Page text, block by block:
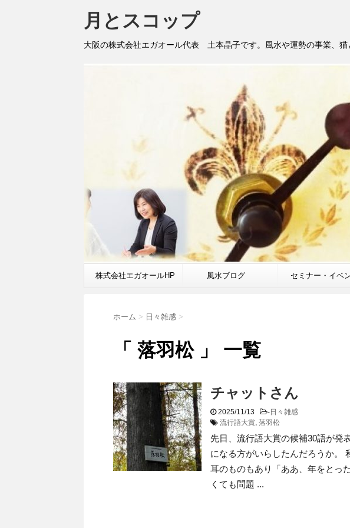
月とスコップ
大阪の株式会社エガオール代表 土本晶子です。風水や運勢の事業、
株式会社エガオールHP 風水ブログ セミナー・イベ
ホーム > 日々雑感 >
「 落羽松 」 一覧
チャットさん
2025/11/13 -日々雑感
流行語大賞, 落羽松
先日、流行語大賞の候補30語が発
になる方がいらしたんだろうか。
耳のものもあり「ああ、年をとっ
くても問題 ...